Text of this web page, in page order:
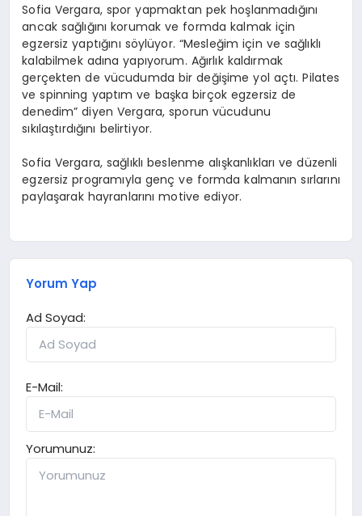
Sofia Vergara, spor yapmaktan pek hoşlanmadığını
ancak sağlığını korumak ve formda kalmak için
egzersiz yaptığını söylüyor. “Mesleğim için ve sağlıklı
kalabilmek adına yapıyorum. Ağırlık kaldırmak
gerçekten de vücudumda bir değişime yol açtı. Pilates
ve spinning yaptım ve başka birçok egzersiz de
denedim” diyen Vergara, sporun vücudunu
sıkılaştırdığını belirtiyor.
Sofia Vergara, sağlıklı beslenme alışkanlıkları ve düzenli
egzersiz programıyla genç ve formda kalmanın sırlarını
paylaşarak hayranlarını motive ediyor.
Yorum Yap
Ad Soyad:
E-Mail:
Yorumunuz: